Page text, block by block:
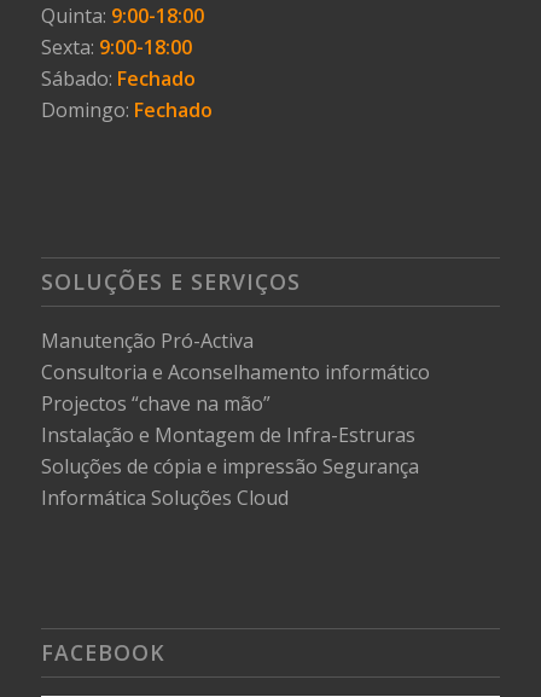
Quinta: 9:00-18:00
Sexta: 9:00-18:00
Sábado: Fechado
Domingo: Fechado
SOLUÇÕES E SERVIÇOS
Manutenção Pró-Activa
Consultoria e Aconselhamento informático
Projectos “chave na mão”
Instalação e Montagem de Infra-Estruras
Soluções de cópia e impressão Segurança
Informática Soluções Cloud
FACEBOOK